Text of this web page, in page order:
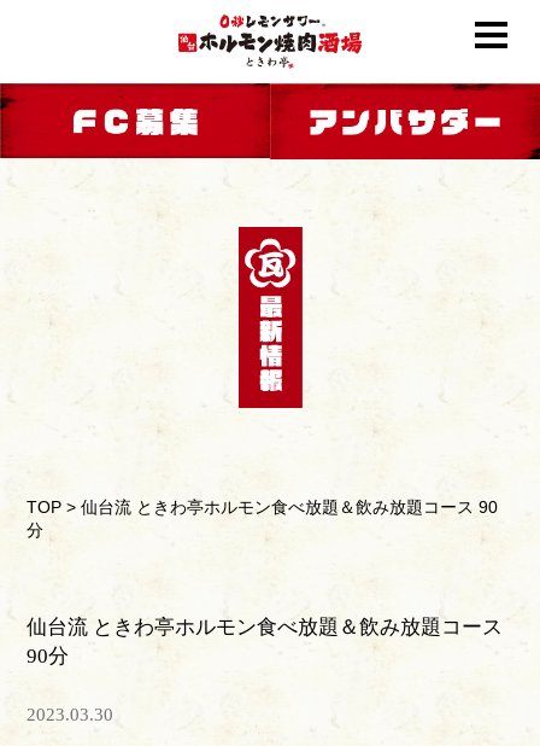
TOP >仙台流 ときわ亭ホルモン食べ放題＆飲み放題コース 90
分
仙台流 ときわ亭ホルモン食べ放題＆飲み放題コース
90分
2023.03.30